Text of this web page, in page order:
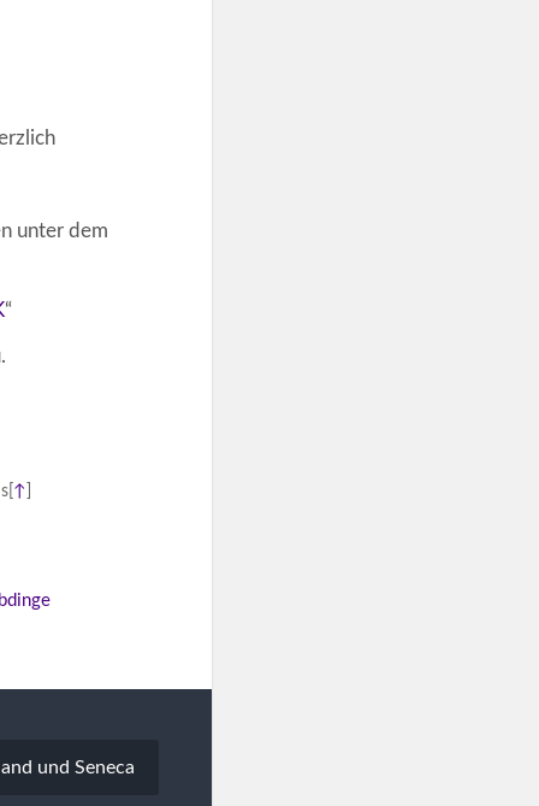
unter dem
“
[ ↑
und Seneca